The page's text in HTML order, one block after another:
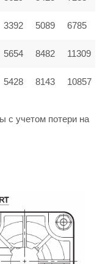
3392 5089 6785
5654 8482 11309
5428 8143 10857
с учетом потери на